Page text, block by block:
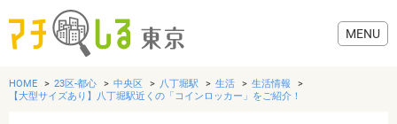
HOME 23区-都心 中央区 八丁堀駅 生活
生活情報
【大型サイズあり】八丁堀駅近くの「コインロッカー」をご紹介！